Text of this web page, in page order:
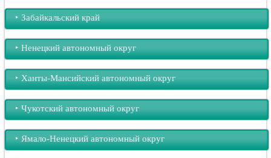
‣︎ Забайкальский край
‣︎ Ненецкий автономный округ
‣︎ Ханты-Мансийский автономный округ
‣︎ Чукотский автономный округ
‣︎ Ямало-Ненецкий автономный округ